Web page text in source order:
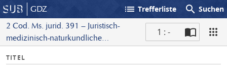
GDZ list Trefferliste search Suchen
2 Cod. Ms. jurid. 391 – Juristisch-
medizinisch-naturkundliche
1 : -
I
TITEL